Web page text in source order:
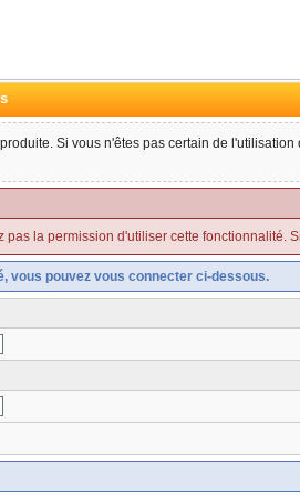
Si vous n'êtes pas certain de
pas la permission d'utiliser cette fonctionnalité.
vous pouvez vous connecter ci-dessous.